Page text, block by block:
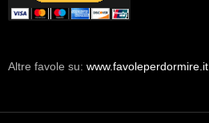
Altre favole su: www.favoleperdormire.it